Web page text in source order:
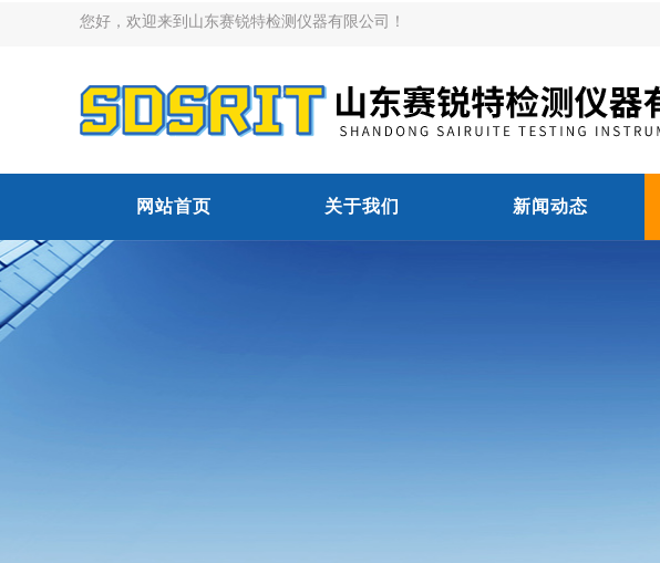
您好，欢迎来到山东赛锐特检测仪器有限公司！
网站首页 关于我们 新闻动态